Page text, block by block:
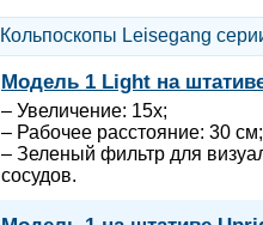
Кольпоскопы Leisegang
Модель 1 Light на
– Увеличение: 15x;
– Рабочее расстояние: 30 см;
– Зеленый фильтр для
сосудов.